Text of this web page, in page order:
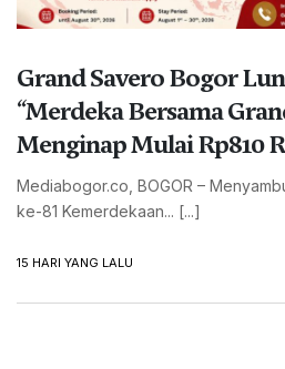
Grand Savero Bogor
“Merdeka Bersama
Menginap Mulai Rp810
Mediabogor.co, BOGOR –
ke-81 Kemerdekaan... [...]
15 HARI YANG LALU